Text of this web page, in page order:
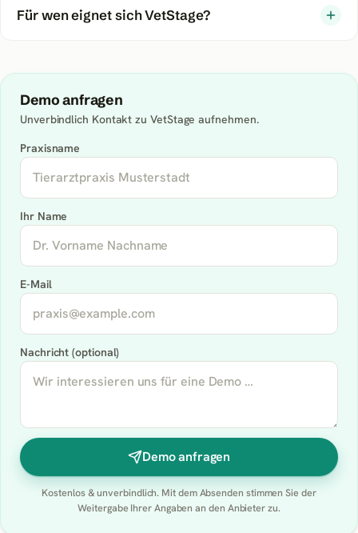
Für wen eignet sich VetStage?
Demo anfragen
Unverbindlich Kontakt zu VetStage aufnehmen.
Praxisname
Ihr Name
E-Mail
Nachricht (optional)
Demo anfragen
Kostenlos & unverbindlich. Mit dem Absenden stimmen Sie der
Weitergabe Ihrer Angaben an den Anbieter zu.